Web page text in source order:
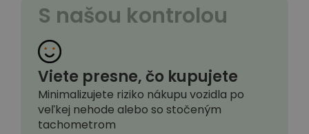
S našou kontrolou
Viete presne, čo kupujete
Minimalizujete riziko nákupu vozidla po
veľkej nehode alebo so stočeným
tachometrom